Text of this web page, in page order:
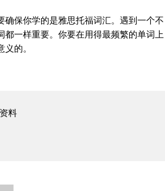
确保你学的是雅思托福词汇。遇到一个不
都一样重要。你要在用得最频繁的单词 上
的。
料